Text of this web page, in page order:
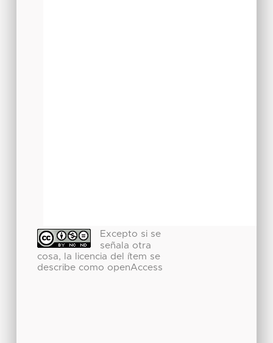
Excepto si se
señala otra
cosa, la licencia del ítem se
describe como openAccess